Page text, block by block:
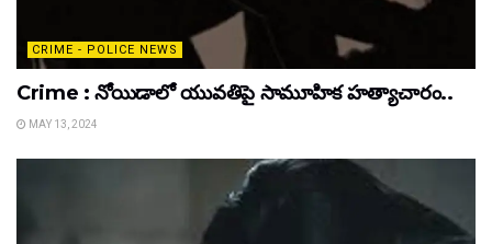
CRIME - POLICE NEWS
Crime : నోయిడాలో యువతిపై సామూహిక హత్యాచారం..
MAY 13, 2024